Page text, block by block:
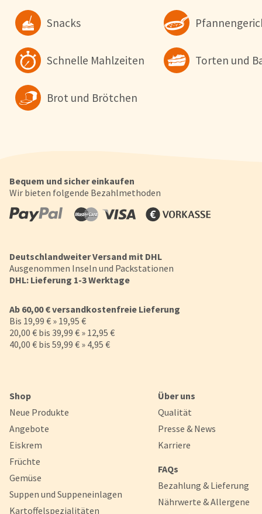
Snacks
Schnelle Mahlzeiten Torten und
Brot und Brötchen
Bequem und sicher einkaufen
Wir bieten folgende Bezahlmethoden
Deutschlandweiter Versand mit DHL
Ausgenommen Inseln und Packstationen
DHL: Lieferung 1-3 Werktage
Ab 60,00 € versandkostenfreie Lieferung
Bis 19,99 € » 19,95 €
20,00 € bis 39,99 € » 12,95 €
40,00 € bis 59,99 € » 4,95 €
Shop
Neue Produkte
Angebote
Eiskrem
Früchte
Gemüse
Suppen und Suppeneinlagen
Kartoffelspezialitäten
Über uns
Qualität
Presse & News
Karriere
FAQs
Bezahlung & Lieferung
Nährwerte & Allergene
wollen. Weitere Informationen erhalten Sie in unserer
Datenschutzerklärung